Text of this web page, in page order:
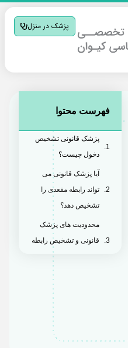
پزشک در منزل
فهرست محتوا
پزشک قانونی تشخیص
دخول چیست؟
آیا پزشک قانونی می
تواند رابطه مقعدی را
تشخیص دهد؟
محدودیت های پزشک
قانونی و تشخیص رابطه
چه مدت قابل تشخیص